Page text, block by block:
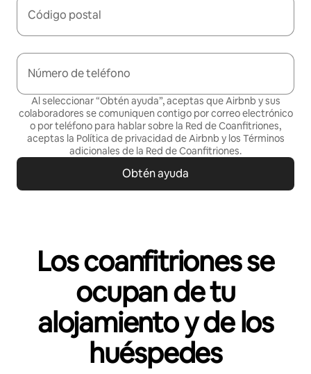
Código postal
Número de teléfono
Al seleccionar “Obtén ayuda”, aceptas que Airbnb y sus
colaboradores se comuniquen contigo por correo electrónico
o por teléfono para hablar sobre la Red de Coanfitriones,
aceptas la Política de privacidad de Airbnb y los Términos
adicionales de la Red de Coanfitriones.
Obtén ayuda
Los coanfitriones se
ocupan de tu
alojamiento y de los
huéspedes